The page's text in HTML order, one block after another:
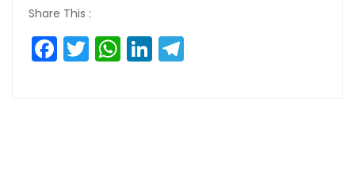
Share This :
Facebook
Twitter
WhatsApp
LinkedIn